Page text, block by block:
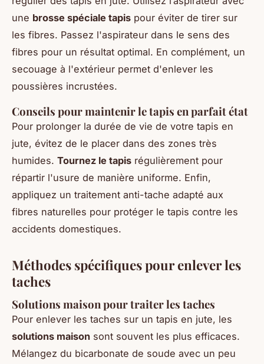
une brosse spéciale tapis pour éviter de tirer sur
les fibres. Passez l'aspirateur dans le sens des
fibres pour un résultat optimal. En complément, un
secouage à l'extérieur permet d'enlever les
poussières incrustées.
Conseils pour maintenir le tapis en parfait état
Pour prolonger la durée de vie de votre tapis en
jute, évitez de le placer dans des zones très
humides. Tournez le tapis régulièrement pour
répartir l'usure de manière uniforme. Enfin,
appliquez un traitement anti-tache adapté aux
fibres naturelles pour protéger le tapis contre les
accidents domestiques.
Méthodes spécifiques pour enlever les
taches
Solutions maison pour traiter les taches
Pour enlever les taches sur un tapis en jute, les
solutions maison sont souvent les plus efficaces.
Mélangez du bicarbonate de soude avec un peu